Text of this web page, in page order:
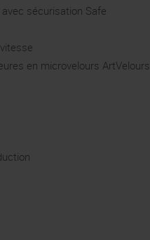
sécurisation Safe
en microvelours ArtVelours